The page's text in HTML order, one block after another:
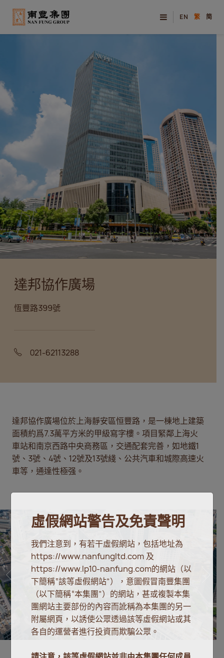
EN 繁 简
達邦協作廣場
恆豐路399號
021-62113288
達邦協作廣場位於上海靜安區恒豐路，是一棟地上建築
面積約爲7.3萬平方米的甲級寫字樓。項目緊鄰上海火
車站和南京西路中央商務區，交通配套完善，如地鐵1
號、3號、4號、12號及13號綫、公共汽車和城際高速火
車等，通達性極强。
虛假網站警告及免責聲明
我們注意到，有若干虛假網站，包括地址為
https://www.nanfungltd.com 及
https://www.lp10-nanfung.com的網站（以
下簡稱“該等虛假網站”），意圖假冒南豐集團
（以下簡稱“本集團”）的網站，甚或複製本集
團網站主要部份的內容而訛稱為本集團的另一
附屬網頁，以誘使公眾透過該等虛假網站或其
各自的運營者進行投資而欺騙公眾。